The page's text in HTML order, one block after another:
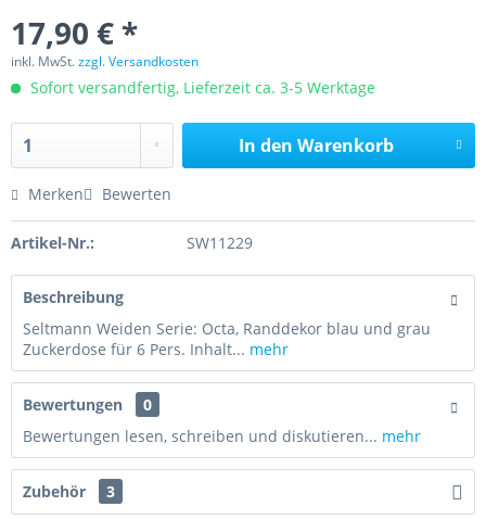
17,90 € *
inkl. MwSt.zzgl. Versandkosten
Sofort versandfertig, Lieferzeit ca. 3-5 Werktage
In den Warenkorb
Merken Bewerten
Artikel-Nr.: SW11229
Beschreibung
Seltmann Weiden Serie: Octa, Randdekor blau und grau
Zuckerdose für 6 Pers. Inhalt... mehr
Bewertungen
0
Bewertungen lesen, schreiben und diskutieren... mehr
Zubehör 3